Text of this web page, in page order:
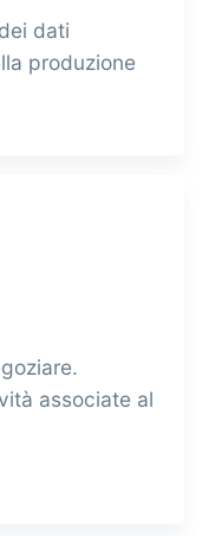
dati
produzione
associate al